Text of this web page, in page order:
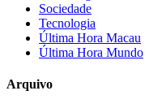
Sociedade
Tecnologia
Última Hora Macau
Última Hora Mundo
Arquivo